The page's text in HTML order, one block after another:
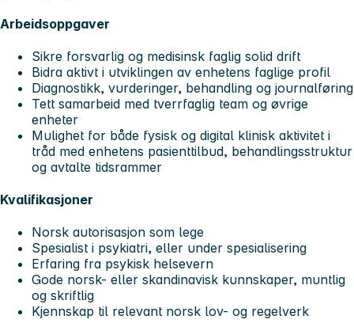
Arbeidsoppgaver
Sikre forsvarlig og medisinsk faglig solid drift
Bidra aktivt i utviklingen av enhetens faglige profil
Diagnostikk, vurderinger, behandling og journalføring
Tett samarbeid med tverrfaglig team og øvrige
enheter
Mulighet for både fysisk og digital klinisk aktivitet i
tråd med enhetens pasienttilbud, behandlingsstruktur
og avtalte tidsrammer
Kvalifikasjoner
Norsk autorisasjon som lege
Spesialist i psykiatri, eller under spesialisering
Erfaring fra psykisk helsevern
Gode norsk- eller skandinavisk kunnskaper, muntlig
og skriftlig
Kjennskap til relevant norsk lov- og regelverk